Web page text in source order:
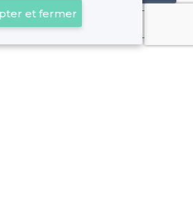
Déjà client
et fermer